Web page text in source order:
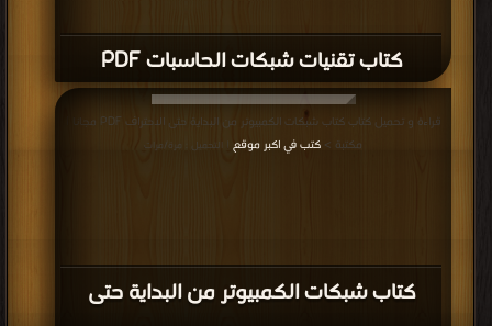
كتاب تقنيات شبكات الحاسبات PDF
كتاب شبكات الكمبيوتر من البداية حتى
قراءة و تحميل كتاب كتاب شبكات الكمبيوتر من البداية حتى الاحتراف PDF مجانا |
مكتبة > كتب في اكبر موقع | التحميل : مرة/مرات